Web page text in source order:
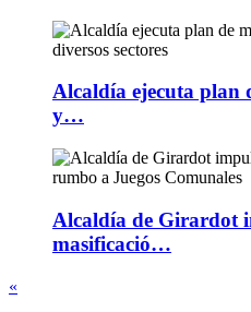
Alcaldía ejecuta plan
y…
Alcaldía de Girardot
masificació…
«